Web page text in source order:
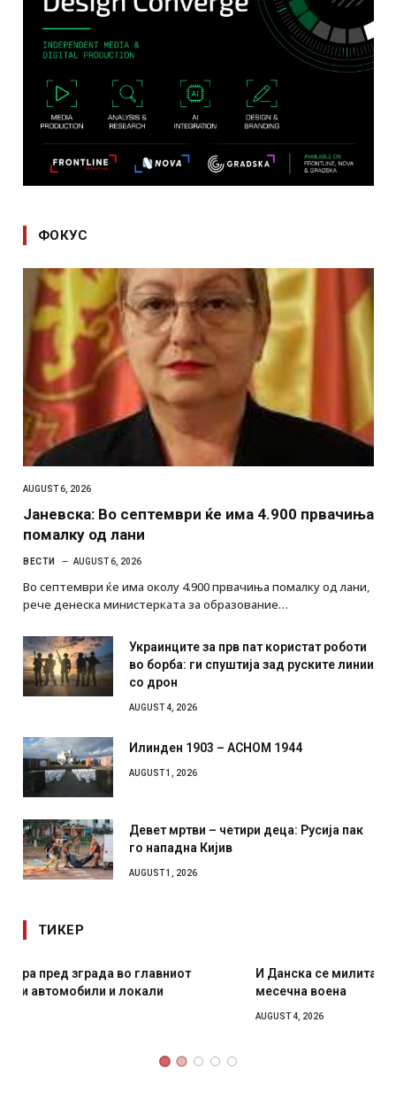
ФОКУС
AUGUST 6, 2026
Јаневска: Во септември ќе има 4.900 првачиња
помалку од лани
ВЕСТИ AUGUST 6, 2026
Во септември ќе има околу 4.900 првачиња помалку од лани,
рече денеска министерката за образование…
Украинците за прв пат користат роботи
во борба: ги спуштија зад руските линии
со дрон
AUGUST 4, 2026
Илинден 1903 – АСНОМ 1944
AUGUST 1, 2026
Девет мртви – четири деца: Русија пак
го нападна Кијив
AUGUST 1, 2026
ТИКЕР
И Данска се милитарилизира – воведува нова 11-
месечна воена